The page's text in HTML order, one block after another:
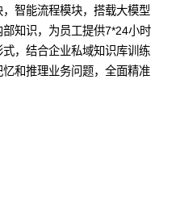
智能流程模块，搭载大模型
知识，为员工提供7*24小时
，结合企业私域知识库训练
和推理业务问题，全面精准